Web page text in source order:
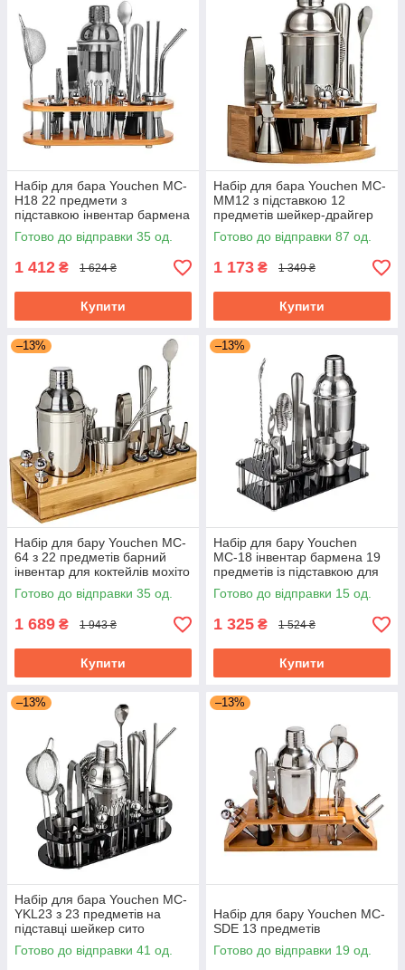
Набір для бара Youchen MC-
H18 22 предмети з
підставкою інвентар бармена
для коктейлів піна кола
Готово до відправки 35 од.
1 412 ₴ 1 624 ₴
Купити
Набір для бара Youchen MC-
MM12 з підставкою 12
предметів шейкер-драйгер
гейзер штопор
Готово до відправки 87 од.
1 173 ₴ 1 349 ₴
Купити
–13%
Набір для бару Youchen MC-
64 з 22 предметів барний
інвентар для коктейлів мохіто
Готово до відправки 35 од.
1 689 ₴ 1 943 ₴
Купити
–13%
Набір для бару Youchen
МС-18 інвентар бармена 19
предметів із підставкою для
коктейлів з аперолем
Готово до відправки 15 од.
1 325 ₴ 1 524 ₴
Купити
–13%
Набір для бара Youchen MC-
YKL23 з 23 предметів на
підставці шейкер сито
стрейнер
Готово до відправки 41 од.
–13%
Набір для бару Youchen MC-
SDE 13 предметів
Готово до відправки 19 од.